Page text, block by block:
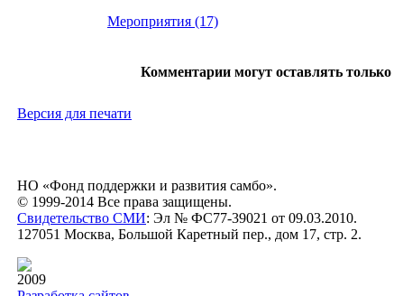
Мероприятия (17)
Комментарии могут оставлять только
Версия для печати
НО «Фонд поддержки и развития самбо».
© 1999-2014 Все права защищены.
Свидетельство СМИ: Эл № ФС77-39021 от 09.03.2010.
127051 Москва, Большой Каретный пер., дом 17, стр. 2.
2009